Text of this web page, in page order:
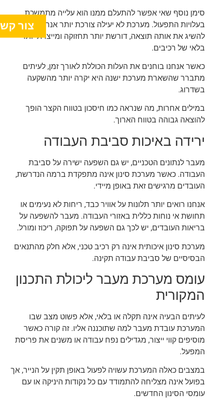
סימן נוסף שאי אפשר להתעלם ממנו הוא עלייה מתמשכת
בעלויות התפעול. מערכת לא יעילה צורכת יותר אנרגיה כדי
להשיג את אותה תוצאה, דורשת יותר תחזוקה ומייצרת יותר
בלאי של רכיבים.
כאשר אנחנו בוחנים את העלות הכוללת לאורך זמן, לעיתים
מתברר שהשארת מערכת ישנה היא יקרה יותר מהשקעה
בשדרוג.
במילים אחרות, מה שנראה כמו חיסכון בטווח הקצר הופך
להוצאה גבוהה בטווח הארוך.
ירידה באיכות סביבת העבודה
מעבר לנתונים הטכניים, יש גם השפעה ישירה על סביבת
העבודה. כאשר מערכת סינון אינה מתפקדת ברמה הנדרשת,
העובדים מרגישים זאת באופן מיידי.
אנחנו רואים יותר תלונות על אוויר כבד, ריחות לא נעימים או
תחושת אי נוחות כללית באזורי העבודה. מעבר להשפעה על
בריאות העובדים, יש לכך גם השפעה על תפוקה, ריכוז ומורל.
מערכת סינון איכותית אינה רק רכיב טכני, אלא חלק מהתנאים
הבסיסיים של סביבת עבודה תקינה.
עומס מערכת מעבר ליכולת התכנון
המקורית
לעיתים הבעיה אינה תקלה או בלאי, אלא פשוט מצב שבו
המערכת עובדת מעבר למה שתוכננה אליו. זה קורה כאשר
מוסיפים קווי ייצור, מגדילים נפח עבודה או משנים את פריסת
המפעל.
במצבים כאלה המערכת עשויה לפעול באופן תקין על הנייר, אך
בפועל אינה מצליחה להתמודד עם כל נקודות היניקה או עם
עומסי הסינון החדשים.
צור